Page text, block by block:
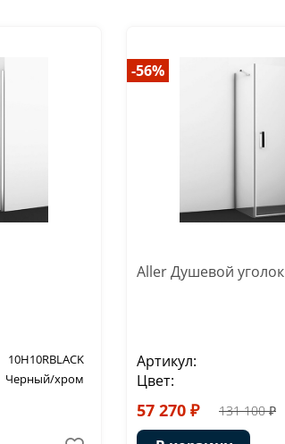
10H10RBLACK
Черный/хром
-56%
Aller Душевой уголок
Артикул:
Цвет:
57 270 ₽ 131 100 ₽